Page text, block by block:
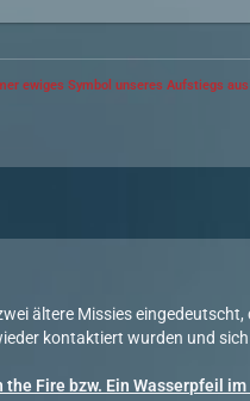
ewiges Symbol unseres Aufstiegs
ältere Missies
kontaktiert wurden und
the Fire bzw. Ein Wasserpfeil im